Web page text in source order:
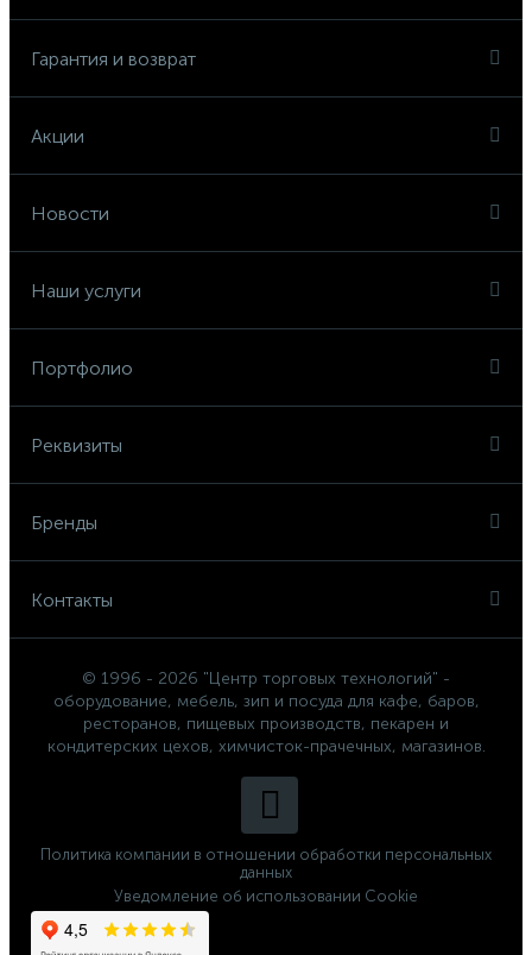
Гарантия и возврат
Акции
Новости
Наши услуги
Портфолио
Реквизиты
Бренды
Контакты
© 1996 - 2026 "Центр торговых технологий" -
оборудование, мебель, зип и посуда для кафе, баров,
ресторанов, пищевых производств, пекарен и
кондитерских цехов, химчисток-прачечных, магазинов.
Политика компании в отношении обработки персональных
данных
Уведомление об использовании Cookie